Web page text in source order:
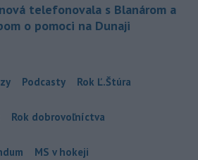
telefonovala s Blanárom a
o pomoci na Dunaji
Podcasty Rok Ľ.Štúra
Rok dobrovoľníctva
MS v hokeji